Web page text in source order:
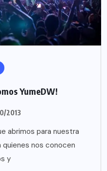
YumeDW!
2013
abrimos para nuestra
quienes nos conocen
y